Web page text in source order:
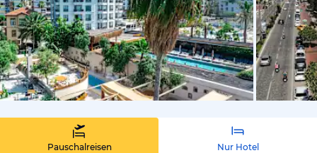
von
Pauschalreisen Nur Hotel